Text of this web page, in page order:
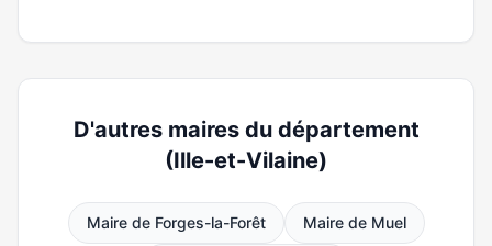
D'autres maires du département
(Ille-et-Vilaine)
Maire de Forges-la-Forêt Maire de Muel